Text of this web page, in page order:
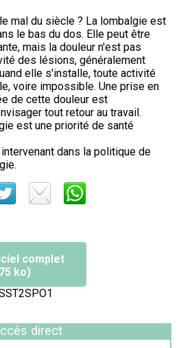
mal du siècle ? La lombalgie est
le bas du dos. Elle peut être
mais la douleur n'est pas
des lésions, généralement
elle s'installe, toute activité
voire impossible. Une prise en
de cette douleur est
tout retour au travail.
est une priorité de santé
dans la politique de
complet
ko)
direct